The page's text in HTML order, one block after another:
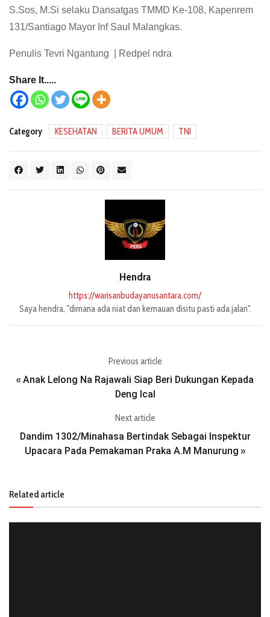
S.Sos, M.Si selaku Dansatgas TMMD Ke-108, Kapenrem
131/Santiago Mayor Inf Saul Malangkas.
Penulis Tevri Ngantung | Redpel ndra
Share It.....
Category KESEHATAN BERITA UMUM TNI
Hendra
https://warisanbudayanusantara.com/
Saya hendra, "dimana ada niat dan kemauan disitu pasti ada jalan".
Previous article
« Anak Lelong Na Rajawali Siap Beri Dukungan Kepada
Deng Ical
Next article
Dandim 1302/Minahasa Bertindak Sebagai Inspektur
Upacara Pada Pemakaman Praka A.M Manurung »
Related article